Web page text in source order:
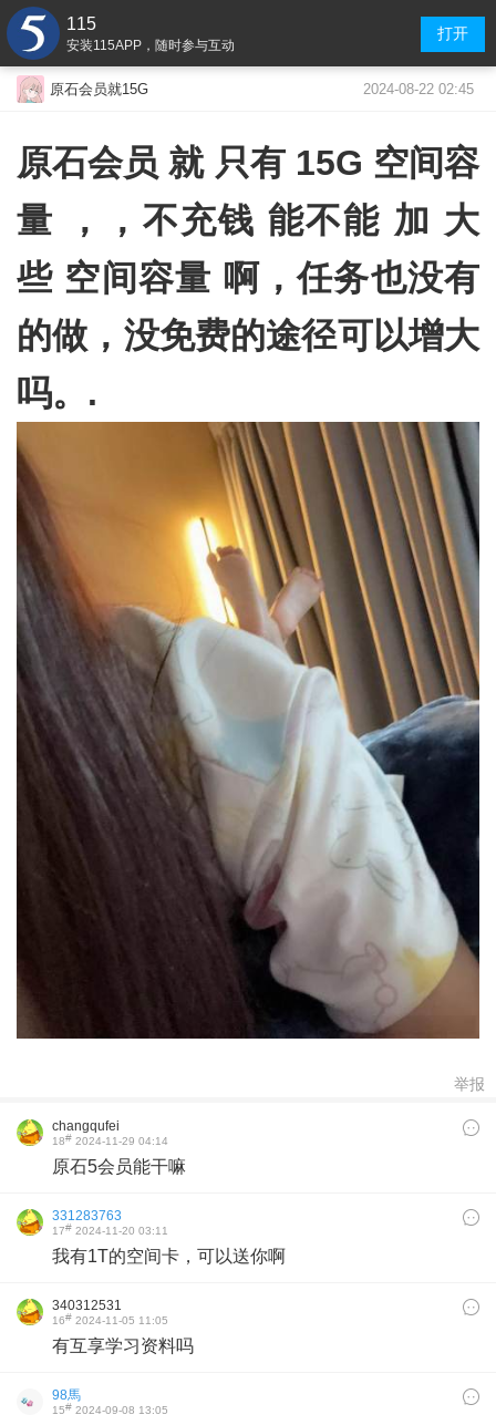
115
安装115APP，随时参与互动
打开
原石会员就15G 2024-08-22 02:45
原石会员 就 只有 15G 空间容
量 ，，不充钱 能不能 加 大
些 空间容量 啊，任务也没有
的做，没免费的途径可以增大
吗。.
举报
changqufei
18# 2024-11-29 04:14
原石5会员能干嘛
331283763
17# 2024-11-20 03:11
我有1T的空间卡，可以送你啊
340312531
16# 2024-11-05 11:05
有互享学习资料吗
98馬
15# 2024-09-08 13:05